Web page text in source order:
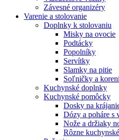
Závesné organizéry
Varenie a stolovanie
Doplnky k stolovaniu
Misky na ovocie
Podtácky
Popolníky
Servítky
Slamky na pitie
Soľničky a
Kuchynské doplnky
Kuchynské pomôcky
Dosky na
Dózy a poháre s
Nože a držiaky
Rôzne